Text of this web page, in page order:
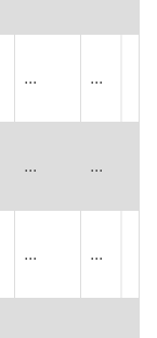
... ...
... ...
... ...